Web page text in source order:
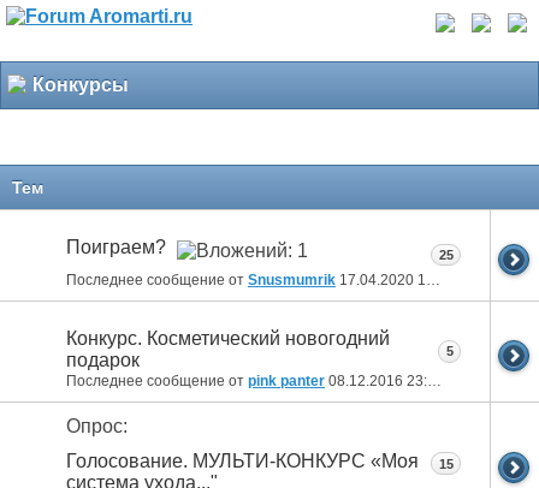
Конкурсы
Тем
Поиграем?
Последнее сообщение от Snusmumrik 17.04.2020 15:11
25
Конкурс. Косметический новогодний
подарок
Последнее сообщение от pink panter 08.12.2016 23:33
5
Опрос:
Голосование. МУЛЬТИ-КОНКУРС «Моя
система ухода..."
15